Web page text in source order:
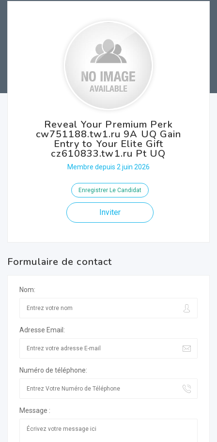
Reveal Your Premium Perk
cw751188.tw1.ru 9A UQ Gain
Entry to Your Elite Gift
cz610833.tw1.ru Pt UQ
Membre depuis 2 juin 2026
Enregistrer Le Candidat
Inviter
Formulaire de contact
Nom:
Adresse Email:
Numéro de téléphone:
Message :